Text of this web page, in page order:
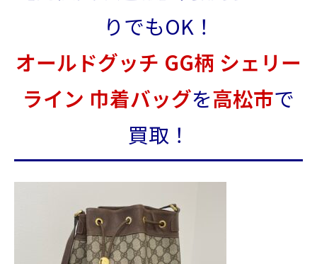
りでもOK！
オールドグッチ GG柄 シェリー
ライン 巾着バッグを高松市で
買取！